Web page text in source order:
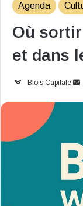
Agenda
Où
et dans
Blois Capitale